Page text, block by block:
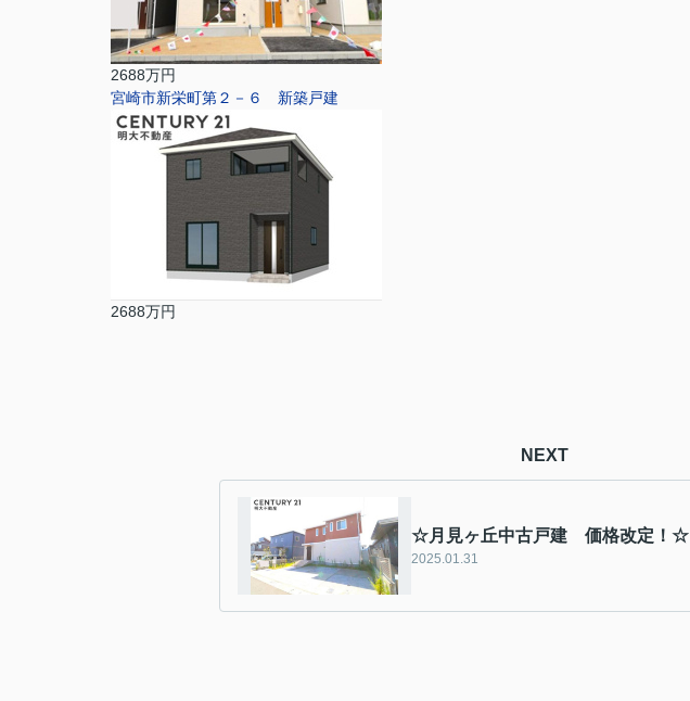
2688万円
宮崎市新栄町第２－６ 新築戸建
2688万円
NEXT
☆月見ヶ丘中古戸建 価格改定！☆
2025.01.31